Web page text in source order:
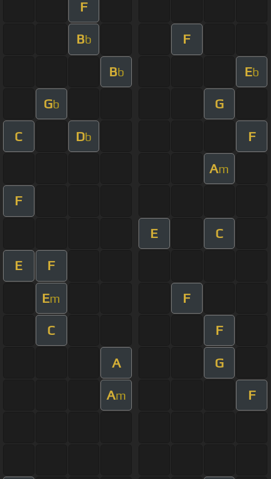
F
Bb F
Bb Eb
Gb G
C Db F
Am
F
E C
E F
Em F
C F
A G
Am F